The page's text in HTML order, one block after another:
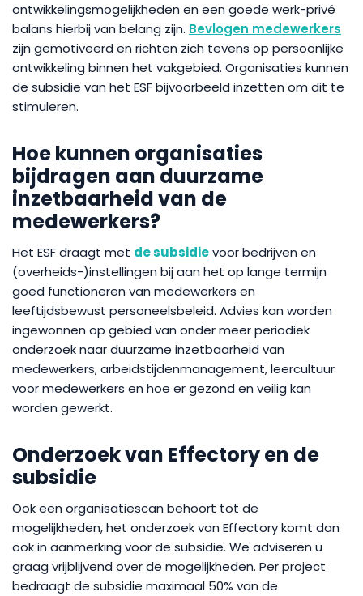
ontwikkelingsmogelijkheden en een goede werk-privé
balans hierbij van belang zijn. Bevlogen medewerkers
zijn gemotiveerd en richten zich tevens op persoonlijke
ontwikkeling binnen het vakgebied. Organisaties kunnen
de subsidie van het ESF bijvoorbeeld inzetten om dit te
stimuleren.
Hoe kunnen organisaties
bijdragen aan duurzame
inzetbaarheid van de
medewerkers?
Het ESF draagt met de subsidievoor bedrijven en
(overheids-)instellingen bij aan het op lange termijn
goed functioneren van medewerkers en
leeftijdsbewust personeelsbeleid. Advies kan worden
ingewonnen op gebied van onder meer periodiek
onderzoek naar duurzame inzetbaarheid van
medewerkers, arbeidstijdenmanagement, leercultuur
voor medewerkers en hoe er gezond en veilig kan
worden gewerkt.
Onderzoek van Effectory en de
subsidie
Ook een organisatiescan behoort tot de
mogelijkheden, het onderzoek van Effectory komt dan
ook in aanmerking voor de subsidie. We adviseren u
graag vrijblijvend over de mogelijkheden. Per project
bedraagt de subsidie maximaal 50% van de